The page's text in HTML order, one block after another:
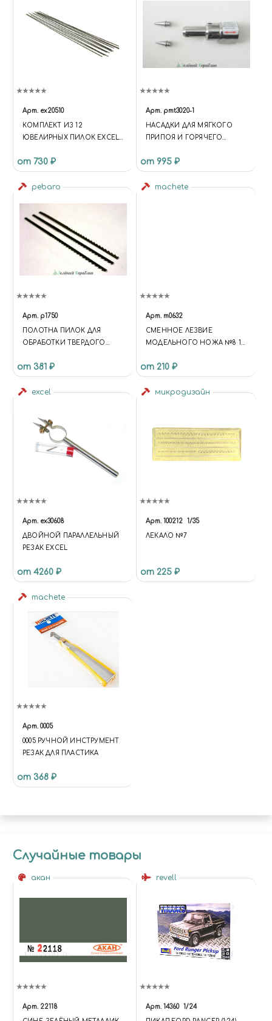
Арт. ex20510
КОМПЛЕКТ ИЗ 12
ЮВЕЛИРНЫХ ПИЛОК EXCEL
от 730 ₽
Арт. pmt3020-1
НАСАДКИ ДЛЯ МЯГКОГО
ПРИПОЯ И ГОРЯЧЕГО
от 995 ₽
pebaro
Арт. p1750
ПОЛОТНА ПИЛОК ДЛЯ
ОБРАБОТКИ ТВЕРДОГО
ЭПОКСИДНОЙ СМОЛЫ, 3
от 381 ₽
machete
Арт. m0632
СМЕННОЕ ЛЕЗВИЕ
МОДЕЛЬНОГО НОЖА №8 10
от 210 ₽
excel
Арт. ex30608
ДВОЙНОЙ ПАРАЛЛЕЛЬНЫЙ
РЕЗАК EXCEL
от 4260 ₽
микродизайн
Арт. 100212 1/35
ЛЕКАЛО №7
от 225 ₽
machete
Арт. 0005
0005 РУЧНОЙ ИНСТРУМЕНТ
РЕЗАК ДЛЯ ПЛАСТИКА
от 368 ₽
Случайные товары
акан
Арт. 22118
revell
Арт. 14360 1/24